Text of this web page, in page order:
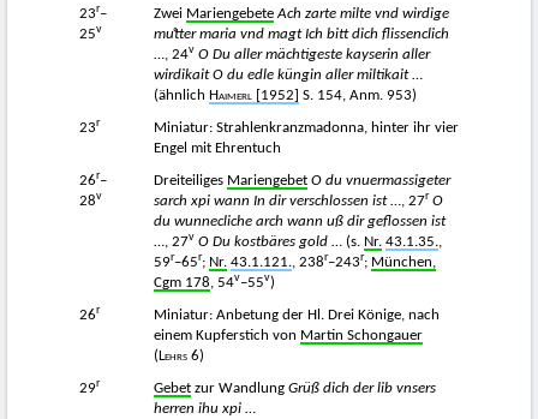
23r–
25v
Zwei Mariengebete Ach zarte milte vnd wirdige
muͦtter maria vnd magt Ich bitt dich flissenclich
…, 24v O Du aller mächtigeste kayserin aller
wirdikait O du edle küngin aller miltikait…
(ähnlich Haimerl [1952] S. 154, Anm. 953)
23r
Miniatur: Strahlenkranzmadonna, hinter ihr vier
Engel mit Ehrentuch
26r–
28v
Dreiteiliges Mariengebet O du vnuermassigeter
sarch xpi wann In dir verschlossen ist…, 27r O
du wunnecliche arch wann uß dir geflossen ist
…, 27v O Du kostbäres gold … (s. Nr. 43.1.35.,
59r–65r; Nr. 43.1.121., 238r–243r; München,
Cgm 178, 54v–55v)
26r
Miniatur: Anbetung der Hl. Drei Könige, nach
einem Kupferstich von Martin Schongauer
( Lehrs 6)
29r Gebet zur Wandlung Grüß dich der lib vnsers
herren ihu xpi …